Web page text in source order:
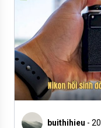
buithihieu -